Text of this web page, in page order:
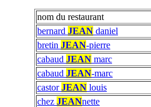
nom du restaurant
bernard JEAN daniel
bretin JEAN-pierre
cabaud JEAN marc
cabaud JEAN-marc
castorJEAN louis
chez JEANnette